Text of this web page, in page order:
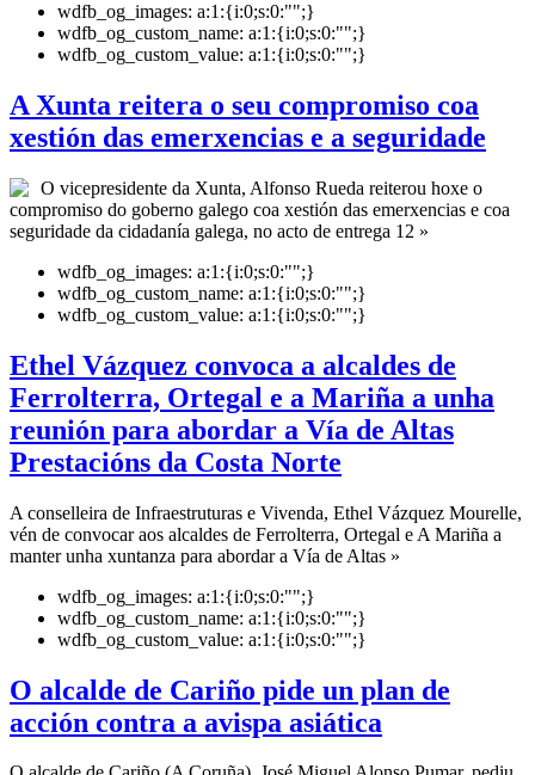
wdfb_og_images: a:1:{i:0;s:0:"";}
wdfb_og_custom_name: a:1:{i:0;s:0:"";}
wdfb_og_custom_value: a:1:{i:0;s:0:"";}
A Xunta reitera o seu compromiso coa
xestión das emerxencias e a seguridade
O vicepresidente da Xunta, Alfonso Rueda reiterou hoxe o
compromiso do goberno galego coa xestión das emerxencias e coa
seguridade da cidadanía galega, no acto de entrega 12 »
wdfb_og_images: a:1:{i:0;s:0:"";}
wdfb_og_custom_name: a:1:{i:0;s:0:"";}
wdfb_og_custom_value: a:1:{i:0;s:0:"";}
Ethel Vázquez convoca a alcaldes de
Ferrolterra, Ortegal e a Mariña a unha
reunión para abordar a Vía de Altas
Prestacións da Costa Norte
A conselleira de Infraestruturas e Vivenda, Ethel Vázquez Mourelle,
vén de convocar aos alcaldes de Ferrolterra, Ortegal e A Mariña a
manter unha xuntanza para abordar a Vía de Altas »
wdfb_og_images: a:1:{i:0;s:0:"";}
wdfb_og_custom_name: a:1:{i:0;s:0:"";}
wdfb_og_custom_value: a:1:{i:0;s:0:"";}
O alcalde de Cariño pide un plan de
acción contra a avispa asiática